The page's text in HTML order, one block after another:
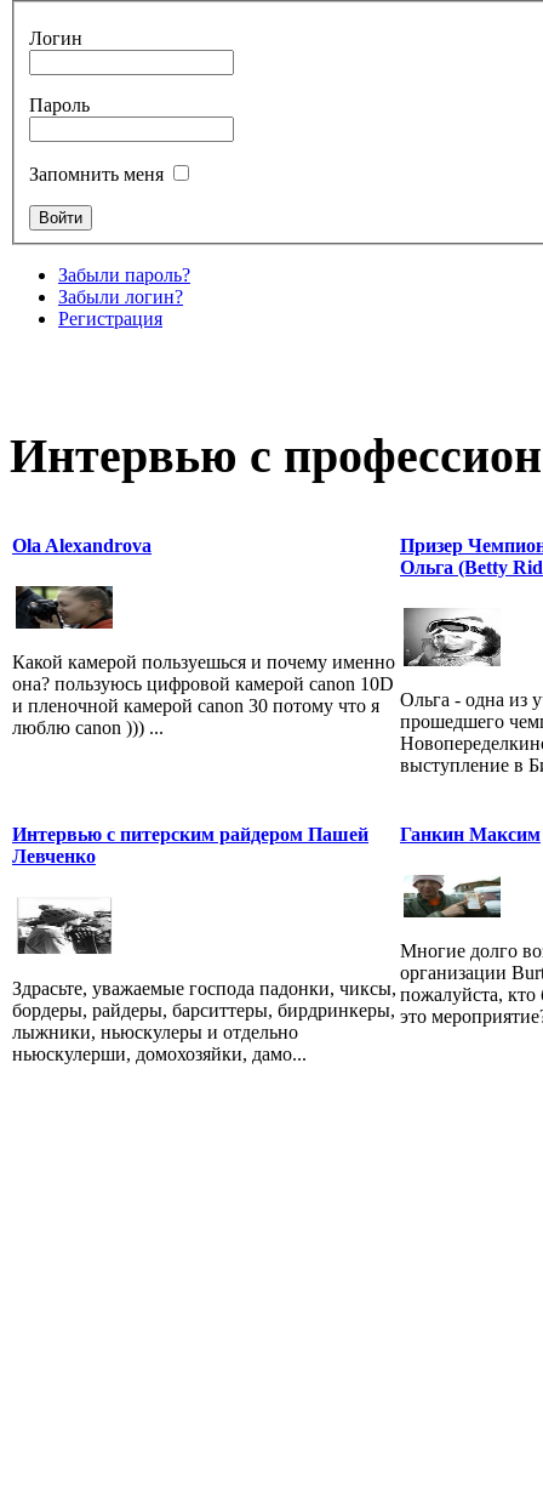
Логин
Пароль
Запомнить меня
Забыли пароль?
Забыли логин?
Регистрация
Интервью с
Ola Alexandrova
Какой камерой пользуешься и почему именно
она? пользуюсь цифровой камерой canon 10D
и пленочной камерой canon 30 потому что я
люблю canon ))) ...
Призер
Ольга (Betty
Ольга - одна из
прошедшего
выступление в
Интервью с питерским райдером Пашей
Левченко
Здрасьте, уважаемые господа падонки, чиксы,
бордеры, райдеры, барситтеры, бирдринкеры,
лыжники, ньюскулеры и отдельно
ньюскулерши, домохозяйки, дамо...
Ганкин Максим
Многие долго
организации
пожалуйста, кто
это